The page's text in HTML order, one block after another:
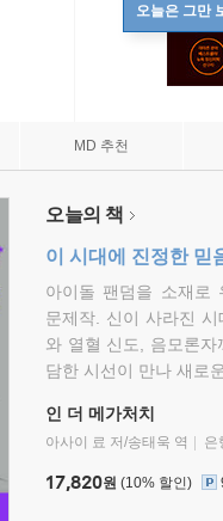
오늘은 그만
MD 추천
오늘의 책
이 시대에 진정한 믿
아이돌 팬덤을 소재로
문제작. 신이 사라진
와 열혈 신도, 음모론
담한 시선이 만나 새로
인 더 메가처치
아사이 료 저/송태욱 역 은
17,820원 (10% 할인)